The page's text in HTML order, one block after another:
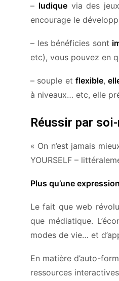
– ludiquevia des
encourage le
– les bénéficies sont
etc), vous pouvez en
– souple et flexible,
à niveaux… etc, elle
Réussir par
« On n’est jamais
YOURSELF –
Plus qu’une
Le fait que web
que médiatique.
modes de vie… et
En matière d’auto-
ressources